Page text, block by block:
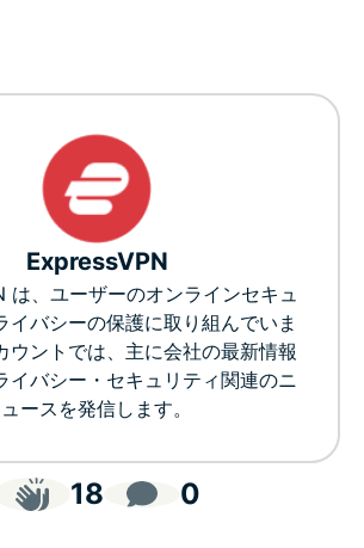
ExpressVPN
は、ユーザーのオンラインセキュ
イバシーの保護に取り組んでいま
ウントでは、主に会社の最新情報
イバシー・セキュリティ関連のニ
ュースを発信します。
18 0